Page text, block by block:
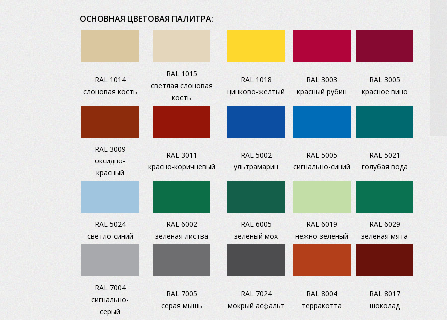
ОСНОВНАЯ ЦВЕТОВАЯ ПАЛИТРА:
RAL 1014
слоновая кость
RAL 1015
светлая слоновая
кость
RAL 1018
цинково-желтый
RAL 3003
красный рубин
RAL 3005
красное вино
RAL 3009
оксидно-
красный
RAL 3011
красно-коричневый
RAL 5002
ультрамарин
RAL 5005
сигнально-синий
RAL 5021
голубая вода
RAL 5024
светло-синий
RAL 6002
зеленая листва
RAL 6005
зеленый мох
RAL 6019
нежно-зеленый
RAL 6029
зеленая мята
RAL 7004
сигнально-
серый
RAL 7005
серая мышь
RAL 7024
мокрый асфальт
RAL 8004
терракотта
RAL 8017
шоколад